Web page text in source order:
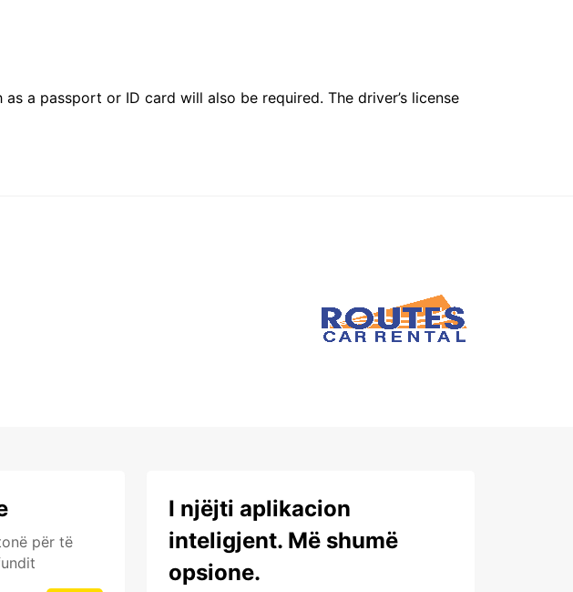
a passport or ID card will also be required. The driver’s license
për të
I njëjti aplikacion
inteligjent. Më shumë
opsione.